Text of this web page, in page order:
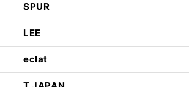
SPUR
LEE
eclat